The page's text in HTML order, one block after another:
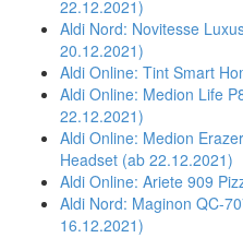
22.12.2021)
Aldi Nord: Novitesse
20.12.2021)
Aldi Online: Tint Smart
Aldi Online: Medion Life
22.12.2021)
Aldi Online: Medion
Headset (ab 22.12.2021)
Aldi Online: Ariete 909
Aldi Nord: Maginon QC-
16.12.2021)